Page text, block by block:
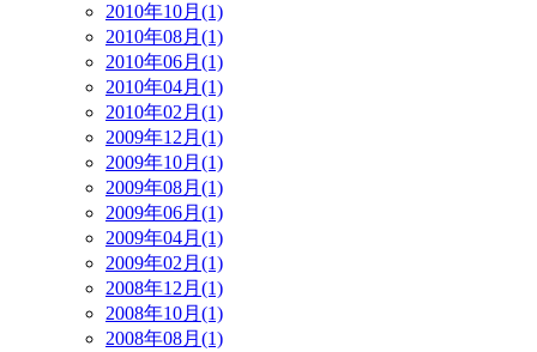
2010年10月(1)
2010年08月(1)
2010年06月(1)
2010年04月(1)
2010年02月(1)
2009年12月(1)
2009年10月(1)
2009年08月(1)
2009年06月(1)
2009年04月(1)
2009年02月(1)
2008年12月(1)
2008年10月(1)
2008年08月(1)